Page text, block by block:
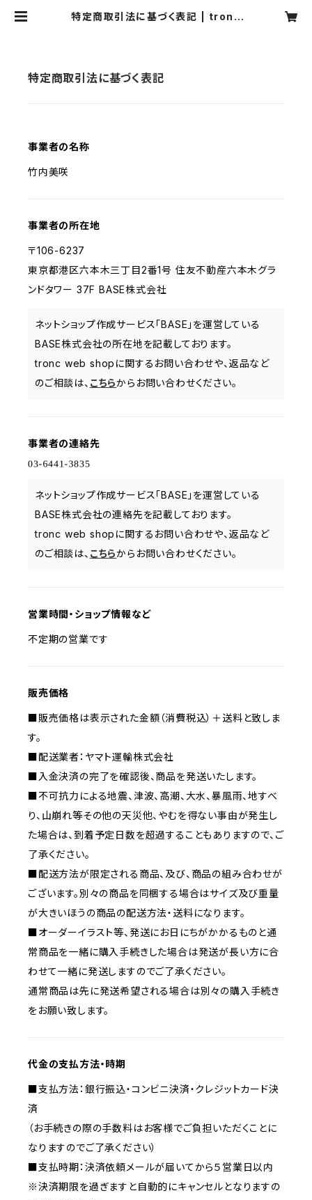
特定商取引法に基づく表記 | tronc
特定商取引法に基づく表記
事業者の名称
竹内美咲
事業者の所在地
〒106-6237
東京都港区六本木三丁目2番1号 住友不動産六本木グラ
ンドタワー 37F BASE株式会社
ネットショップ作成サービス「BASE」を運営している
BASE株式会社の所在地を記載しております。
tronc web shopに関するお問い合わせや、返品など
のご相談は、 こちらからお問い合わせください。
事業者の連絡先
ネットショップ作成サービス「BASE」を運営している
BASE株式会社の連絡先を記載しております。
tronc web shopに関するお問い合わせや、返品など
のご相談は、 こちらからお問い合わせください。
営業時間・ショップ情報など
不定期の営業です
販売価格
■販売価格は表示された金額（消費税込）＋送料と致しま
す。
■配送業者：ヤマト運輸株式会社
■入金決済の完了を確認後、商品を発送いたします。
■不可抗力による地震、津波、高潮、大水、暴風雨、地すべ
り、山崩れ等その他の天災他、やむを得ない事由が発生し
た場合は、到着予定日数を超過することもありますので、ご
了承ください。
■配送方法が限定される商品、及び、商品の組み合わせが
ございます。別々の商品を同梱する場合はサイズ及び重量
が大きいほうの商品の配送方法・送料になります。
■オーダーイラスト等、発送にお日にちがかかるものと通
常商品を一緒に購入手続きした場合は発送が長い方に合
わせて一緒に発送しますのでご了承ください。
通常商品は先に発送希望される場合は別々の購入手続き
をお願い致します。
代金の支払方法・時期
■支払方法：銀行振込・コンビニ決済・クレジットカード決
済
（お手続きの際の手数料はお客様でご負担いただくことに
なりますのでご了承ください）
■支払時期：決済依頼メールが届いてから５営業日以内
※決済期限を過ぎますと自動的にキャンセルとなりますの